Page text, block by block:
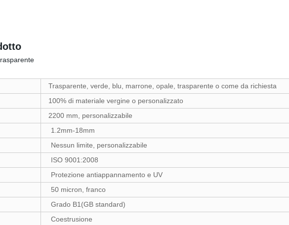
Trasparente, verde, blu, marrone, opale, trasparente o come da richiesta
100% di materiale vergine o personalizzato
2200 mm, personalizzabile
1.2mm-18mm
Nessun limite, personalizzabile
ISO 9001:2008
Protezione antiappannamento e UV
50 micron, franco
Grado B1(GB standard)
Coestrusione